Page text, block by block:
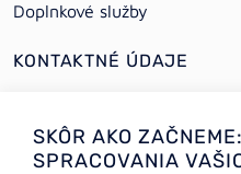
Doplnkové služby
KONTAKTNÉ ÚDAJE
+421 (0) 948 950 704
SKÔR AKO
SPRACOVANIA